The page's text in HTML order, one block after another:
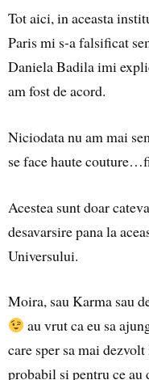
Tot aici, in aceasta
Paris mi s-a falsificat
Daniela Badila imi
am fost de acord.
Niciodata nu am mai
se face haute
Acestea sunt doar
desavarsire pana la
Universului.
Moira, sau Karma sau
au vrut ca eu sa
care sper sa mai
probabil si pentru ce au